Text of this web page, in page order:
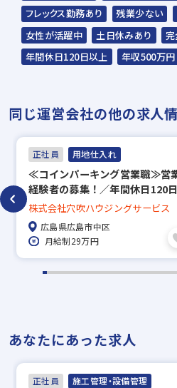
担当：スラッシュ株
本社：東京都港区赤坂
面接（オンライン面接可
▼
内定
※入社時期は相談に応じ
※現在、在職中の方も
い。応募の秘密は厳守い
フレックス勤務あり
残業少ない
女性が活躍中
土日休みあり
年間休日120日以上
年収500万円
同じ運営会社の他の求人
正社員 用地仕入れ
≪コインパーキング営業職≫営
経験者の募集！／年間休日120日
×土日祝休／フレックスタイム制
／働きやすい環境あり
株式会社穴吹ハウジングサービス
広島県広島市中区
月給制29万円
あなたにあった求人
正社員 施工管理・設備管理